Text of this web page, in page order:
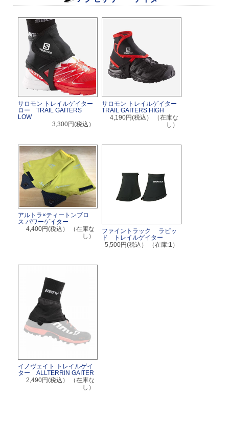
サロモン トレイルゲイター
ロー TRAIL GAITERS
LOW
3,300円(税込）
サロモン トレイルゲイター
TRAIL GAITERS HIGH
4,190円(税込）
（在庫な
し）
アルトラ×ティートンブロ
ス パワーゲイター
4,400円(税込）
（在庫な
し）
ファイントラック ラピッ
ド トレイルゲイター
5,500円(税込）
（在庫:1）
イノヴェイト トレイルゲイ
ター ALLTERRIN GAITER
2,490円(税込）
（在庫な
し）